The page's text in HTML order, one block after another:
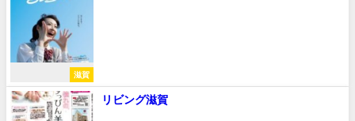
滋賀
リビング滋賀